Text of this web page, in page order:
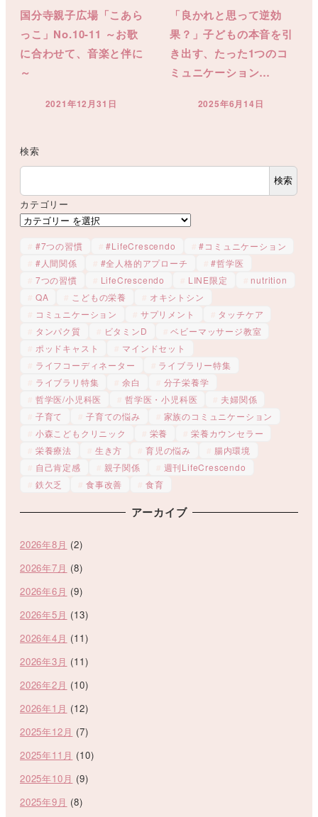
国分寺親子広場「こあら
っこ」No.10-11 ～お歌
に合わせて、音楽と伴に
～
投稿日
2021年12月31日
「良かれと思って逆効
果？」子どもの本音を引
き出す、たった1つのコ
ミュニケーション…
投稿日
2025年6月14日
検索
検索
カテゴリー
#7つの習慣 #LifeCrescendo
#コミュニケーション
#人間関係
#全人格的アプローチ
#哲学医
7つの習慣
LifeCrescendo LINE限定
nutrition
QA
こどもの栄養
オキシトシン
コミュニケーション
サプリメント
タッチケア
タンパク質
ビタミンD
ベビーマッサージ教室
ポッドキャスト
マインドセット
ライフコーディネーター
ライブラリー特集
ライブラリ特集
余白
分子栄養学
哲学医/小児科医
哲学医・小児科医
夫婦関係
子育て
子育ての悩み
家族のコミュニケーション
小森こどもクリニック
栄養
栄養カウンセラー
栄養療法
生き方 育児の悩み
腸内環境
自己肯定感
親子関係
週刊LifeCrescendo
鉄欠乏
食事改善 食育
アーカイブ
2026年8月 (2)
2026年7月 (8)
2026年6月 (9)
2026年5月 (13)
2026年4月 (11)
2026年3月 (11)
2026年2月 (10)
2026年1月 (12)
2025年12月 (7)
2025年11月 (10)
2025年10月 (9)
2025年9月 (8)